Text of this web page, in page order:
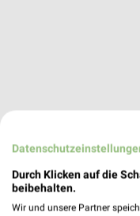
Durch Klicken auf die
beibehalten.
Wir und unsere Partner